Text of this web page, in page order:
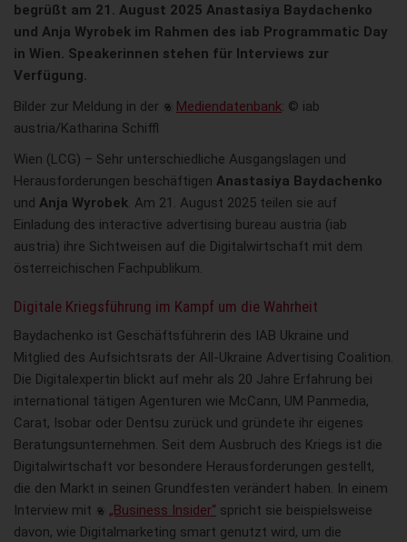
begrüßt am 21. August 2025 Anastasiya Baydachenko
und Anja Wyrobek im Rahmen des iab Programmatic Day
in Wien. Speakerinnen stehen für Interviews zur
Verfügung.
Bilder zur Meldung in der
Mediendatenbank: © iab
austria/Katharina Schiffl
Wien (LCG) – Sehr unterschiedliche Ausgangslagen und
Herausforderungen beschäftigen Anastasiya Baydachenko
und Anja Wyrobek. Am 21. August 2025 teilen sie auf
Einladung des interactive advertising bureau austria (iab
austria) ihre Sichtweisen auf die Digitalwirtschaft mit dem
österreichischen Fachpublikum.
Digitale Kriegsführung im Kampf um die Wahrheit
Baydachenko ist Geschäftsführerin des IAB Ukraine und
Mitglied des Aufsichtsrats der All-Ukraine Advertising Coalition.
Die Digitalexpertin blickt auf mehr als 20 Jahre Erfahrung bei
international tätigen Agenturen wie McCann, UM Panmedia,
Carat, Isobar oder Dentsu zurück und gründete ihr eigenes
Beratungsunternehmen. Seit dem Ausbruch des Kriegs ist die
Digitalwirtschaft vor besondere Herausforderungen gestellt,
die den Markt in seinen Grundfesten verändert haben. In einem
Interview mit
„Business Insider“ spricht sie beispielsweise
davon, wie Digitalmarketing smart genutzt wird, um die